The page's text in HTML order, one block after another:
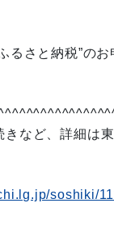
るさと納税”のお
など、詳細は
soshiki/